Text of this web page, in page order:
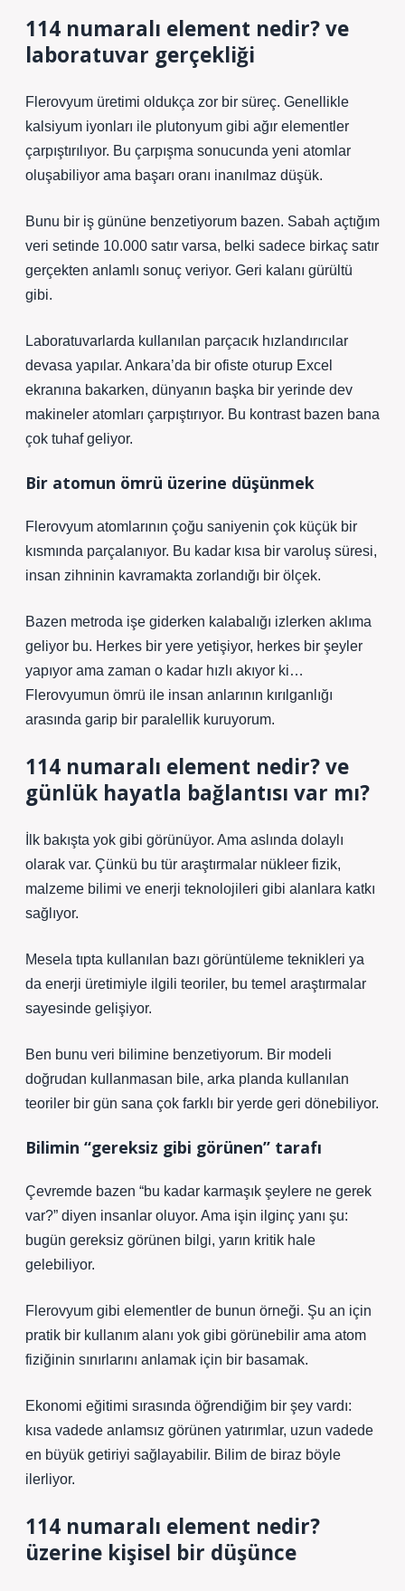
114 numaralı element nedir? ve
laboratuvar gerçekliği
Flerovyum üretimi oldukça zor bir süreç. Genellikle
kalsiyum iyonları ile plutonyum gibi ağır elementler
çarpıştırılıyor. Bu çarpışma sonucunda yeni atomlar
oluşabiliyor ama başarı oranı inanılmaz düşük.
Bunu bir iş gününe benzetiyorum bazen. Sabah açtığım
veri setinde 10.000 satır varsa, belki sadece birkaç satır
gerçekten anlamlı sonuç veriyor. Geri kalanı gürültü
gibi.
Laboratuvarlarda kullanılan parçacık hızlandırıcılar
devasa yapılar. Ankara’da bir ofiste oturup Excel
ekranına bakarken, dünyanın başka bir yerinde dev
makineler atomları çarpıştırıyor. Bu kontrast bazen bana
çok tuhaf geliyor.
Bir atomun ömrü üzerine düşünmek
Flerovyum atomlarının çoğu saniyenin çok küçük bir
kısmında parçalanıyor. Bu kadar kısa bir varoluş süresi,
insan zihninin kavramakta zorlandığı bir ölçek.
Bazen metroda işe giderken kalabalığı izlerken aklıma
geliyor bu. Herkes bir yere yetişiyor, herkes bir şeyler
yapıyor ama zaman o kadar hızlı akıyor ki…
Flerovyumun ömrü ile insan anlarının kırılganlığı
arasında garip bir paralellik kuruyorum.
114 numaralı element nedir? ve
günlük hayatla bağlantısı var mı?
İlk bakışta yok gibi görünüyor. Ama aslında dolaylı
olarak var. Çünkü bu tür araştırmalar nükleer fizik,
malzeme bilimi ve enerji teknolojileri gibi alanlara katkı
sağlıyor.
Mesela tıpta kullanılan bazı görüntüleme teknikleri ya
da enerji üretimiyle ilgili teoriler, bu temel araştırmalar
sayesinde gelişiyor.
Ben bunu veri bilimine benzetiyorum. Bir modeli
doğrudan kullanmasan bile, arka planda kullanılan
teoriler bir gün sana çok farklı bir yerde geri dönebiliyor.
Bilimin “gereksiz gibi görünen” tarafı
Çevremde bazen “bu kadar karmaşık şeylere ne gerek
var?” diyen insanlar oluyor. Ama işin ilginç yanı şu:
bugün gereksiz görünen bilgi, yarın kritik hale
gelebiliyor.
Flerovyum gibi elementler de bunun örneği. Şu an için
pratik bir kullanım alanı yok gibi görünebilir ama atom
fiziğinin sınırlarını anlamak için bir basamak.
Ekonomi eğitimi sırasında öğrendiğim bir şey vardı:
kısa vadede anlamsız görünen yatırımlar, uzun vadede
en büyük getiriyi sağlayabilir. Bilim de biraz böyle
ilerliyor.
114 numaralı element nedir?
üzerine kişisel bir düşünce